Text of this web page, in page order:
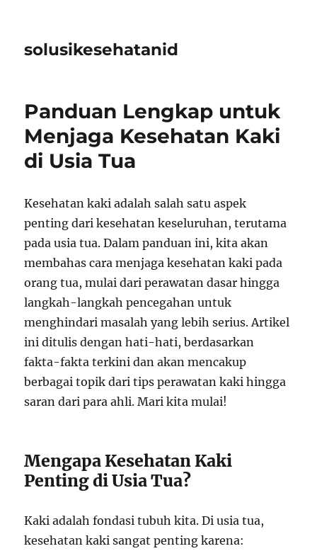
solusikesehatanid
Panduan Lengkap untuk
Menjaga Kesehatan Kaki
di Usia Tua
Kesehatan kaki adalah salah satu aspek
penting dari kesehatan keseluruhan, terutama
pada usia tua. Dalam panduan ini, kita akan
membahas cara menjaga kesehatan kaki pada
orang tua, mulai dari perawatan dasar hingga
langkah-langkah pencegahan untuk
menghindari masalah yang lebih serius. Artikel
ini ditulis dengan hati-hati, berdasarkan
fakta-fakta terkini dan akan mencakup
berbagai topik dari tips perawatan kaki hingga
saran dari para ahli. Mari kita mulai!
Mengapa Kesehatan Kaki
Penting di Usia Tua?
Kaki adalah fondasi tubuh kita. Di usia tua,
kesehatan kaki sangat penting karena: